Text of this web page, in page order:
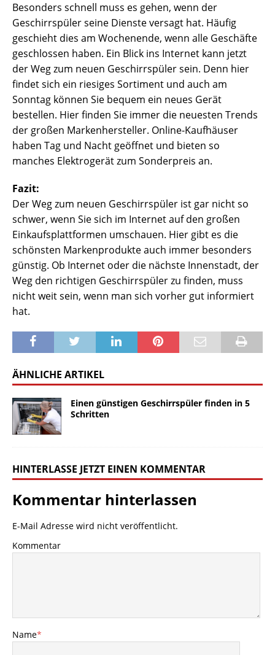
Besonders schnell muss es gehen, wenn der
Geschirrspüler seine Dienste versagt hat. Häufig
geschieht dies am Wochenende, wenn alle Geschäfte
geschlossen haben. Ein Blick ins Internet kann jetzt
der Weg zum neuen Geschirrspüler sein. Denn hier
findet sich ein riesiges Sortiment und auch am
Sonntag können Sie bequem ein neues Gerät
bestellen. Hier finden Sie immer die neuesten Trends
der großen Markenhersteller. Online-Kaufhäuser
haben Tag und Nacht geöffnet und bieten so
manches Elektrogerät zum Sonderpreis an.
Fazit:
Der Weg zum neuen Geschirrspüler ist gar nicht so
schwer, wenn Sie sich im Internet auf den großen
Einkaufsplattformen umschauen. Hier gibt es die
schönsten Markenprodukte auch immer besonders
günstig. Ob Internet oder die nächste Innenstadt, der
Weg den richtigen Geschirrspüler zu finden, muss
nicht weit sein, wenn man sich vorher gut informiert
hat.
ÄHNLICHE ARTIKEL
Einen günstigen Geschirrspüler finden in 5
Schritten
HINTERLASSE JETZT EINEN KOMMENTAR
Kommentar hinterlassen
E-Mail Adresse wird nicht veröffentlicht.
Kommentar
Name*